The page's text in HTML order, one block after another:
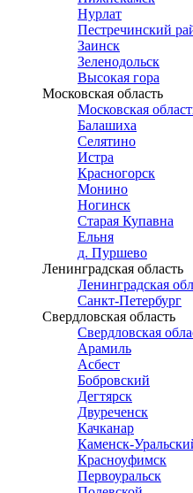
Нурлат
Пестречинский
Заинск
Зеленодольск
Высокая гора
Московская область
Московская
Балашиха
Селятино
Истра
Красногорск
Монино
Ногинск
Старая Купавна
Ельня
д. Пуршево
Ленинградская область
Ленинградская
Санкт-Петербург
Свердловская область
Свердловская
Арамиль
Асбест
Бобровский
Дегтярск
Двуреченск
Качканар
Каменск-
Красноуфимск
Первоуральск